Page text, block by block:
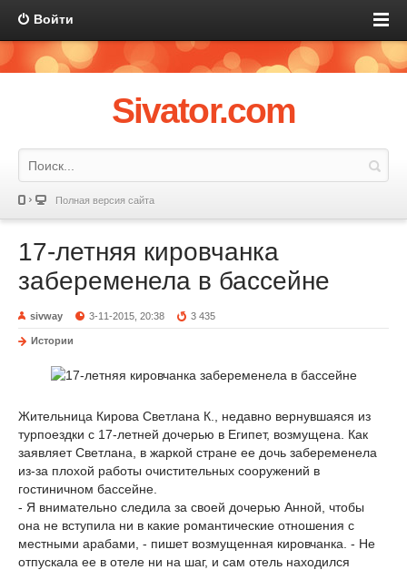
Войти
Sivator.com
Полная версия сайта
17-летняя кировчанка
забеременела в бассейне
sivway 3-11-2015, 20:38 3 435
Истории
Жительница Кирова Светлана К., недавно вернувшаяся из
турпоездки с 17-летней дочерью в Египет, возмущена. Как
заявляет Светлана, в жаркой стране ее дочь забеременела
из-за плохой работы очистительных сооружений в
гостиничном бассейне.
- Я внимательно следила за своей дочерью Анной, чтобы
она не вступила ни в какие романтические отношения с
местными арабами, - пишет возмущенная кировчанка. - Не
отпускала ее в отеле ни на шаг, и сам отель находился